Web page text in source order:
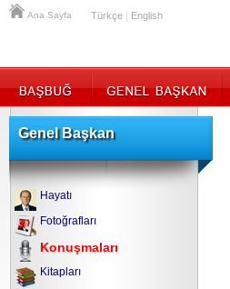
Ana Sayfa Türkçe English
Genel Başkan
Hayatı
Fotoğrafları
Konuşmaları
Kitapları